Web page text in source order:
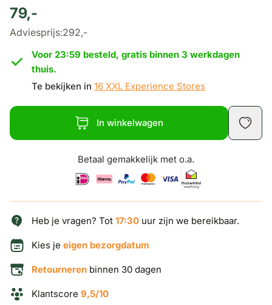
79,-
Adviesprijs:292,-
Voor 23:59 besteld, gratis binnen 3 werkdagen
thuis.
Te bekijken in 16 XXL Experience Stores
In winkelwagen
Betaal gemakkelijk met o.a.
Heb je vragen? Tot 17:30 uur zijn we bereikbaar.
Kies je eigen bezorgdatum
Retourneren binnen 30 dagen
Klantscore 9,5/10